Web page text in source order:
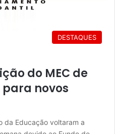
DESTAQUES
do MEC de
novos
da Educação voltaram a